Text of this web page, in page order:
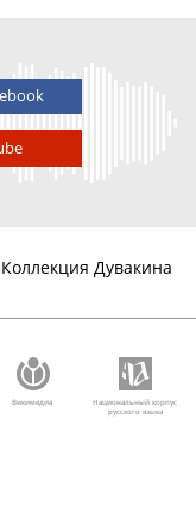
Коллекция Дувакина
Викимедиа
Национальный корпус
русского языка